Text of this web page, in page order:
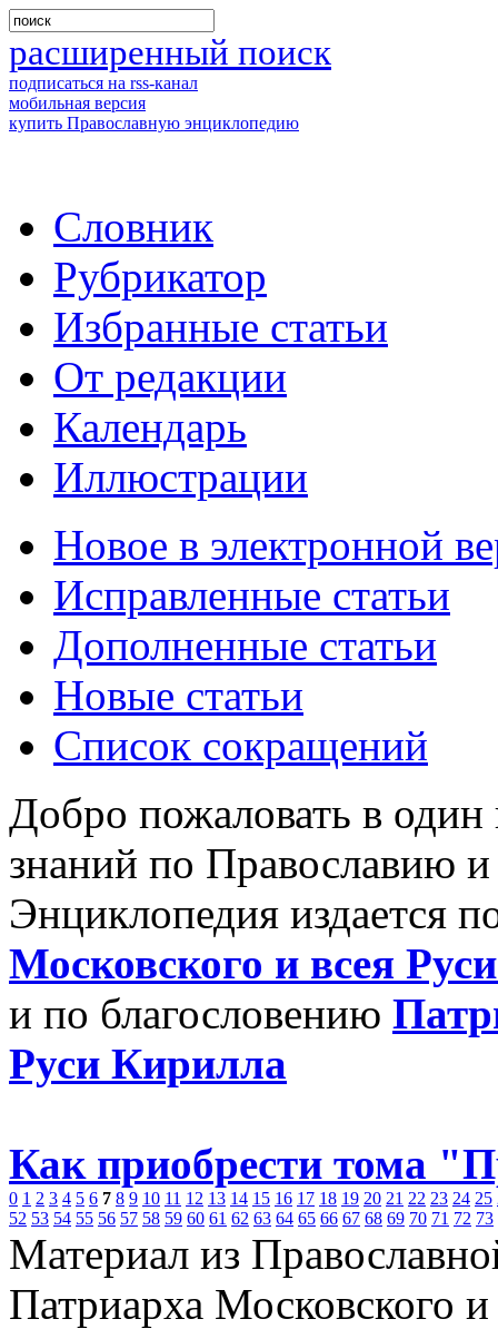
расширенный поиск
подписаться на rss-канал
мобильная версия
купить Православную энциклопедию
Словник
Рубрикатор
Избранные статьи
От редакции
Календарь
Иллюстрации
Новое в электронной
Исправленные статьи
Дополненные статьи
Новые статьи
Список сокращений
Добро пожаловать в
знаний по Православию
Энциклопедия издается
Московского и всея
и по благословению
Руси Кирилла
Как приобрести тома
0 1 2 3 4 5 6 7 8 9 10 11 12 13 14 15 16 17 18 19 20 21 22 23 24 25
52 53 54 55 56 57 58 59 60 61 62 63 64 65 66 67 68 69 70 71 72 73
Материал из
Патриарха Московского